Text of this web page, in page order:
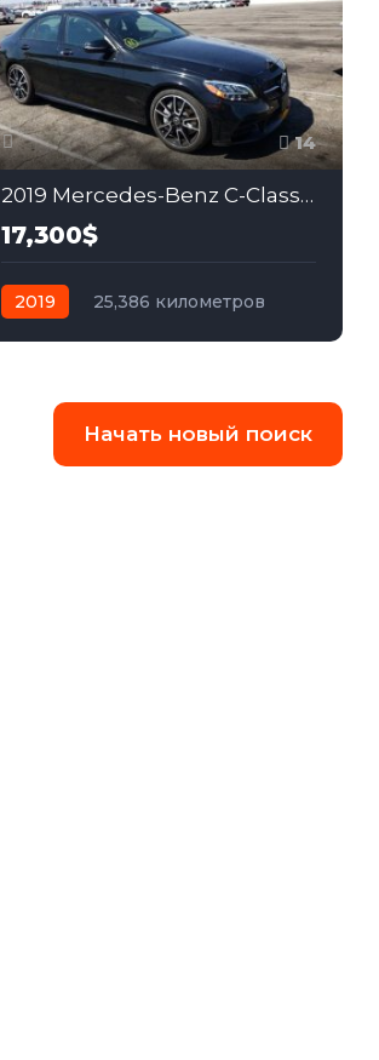
14
2019 Mercedes-Benz C-Class 2.0
17,300$
2019
25,386 километров
Начать новый поиск